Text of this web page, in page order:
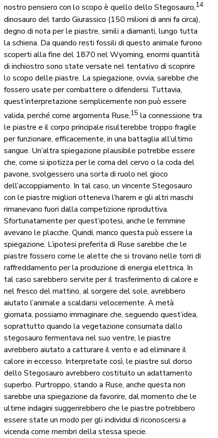
nostro pensiero con lo scopo è quello dello Stegosauro,14
dinosauro del tardo Giurassico (150 milioni di anni fa circa),
degno di nota per le piastre, simili a diamanti, lungo tutta
la schiena. Da quando resti fossili di questo animale furono
scoperti alla fine del 1870 nel Wyoming, enormi quantità
di inchiostro sono state versate nel tentativo di scoprire
lo scopo delle piastre. La spiegazione, ovvia, sarebbe che
fossero usate per combattere o difendersi. Tuttavia,
quest’interpretazione semplicemente non può essere
valida, perché come argomenta Ruse,15 la connessione tra
le piastre e il corpo principale risulterebbe troppo fragile
per funzionare, efficacemente, in una battaglia all’ultimo
sangue. Un’altra spiegazione plausibile potrebbe essere
che, come si ipotizza per le corna del cervo o la coda del
pavone, svolgessero una sorta di ruolo nel gioco
dell’accoppiamento. In tal caso, un vincente Stegosauro
con le piastre migliori otteneva l’harem e gli altri maschi
rimanevano fuori dalla competizione riproduttiva.
Sfortunatamente per quest’ipotesi, anche le femmine
avevano le placche. Quindi, manco questa può essere la
spiegazione. L’ipotesi preferita di Ruse sarebbe che le
piastre fossero come le alette che si trovano nelle torri di
raffreddamento per la produzione di energia elettrica. In
tal caso sarebbero servite per il trasferimento di calore e
nel fresco del mattino, al sorgere del sole, avrebbero
aiutato l’animale a scaldarsi velocemente. A metà
giornata, possiamo immaginare che, seguendo quest’idea,
soprattutto quando la vegetazione consumata dallo
stegosauro fermentava nel suo ventre, le piastre
avrebbero aiutato a catturare il vento e ad eliminare il
calore in eccesso. Interpretate così, le piastre sul dorso
dello Stegosauro avrebbero costituito un adattamento
superbo. Purtroppo, stando a Ruse, anche questa non
sarebbe una spiegazione da favorire, dal momento che le
ultime indagini suggerirebbero che le piastre potrebbero
essere state un modo per gli individui di riconoscersi a
vicenda come membri della stessa specie.